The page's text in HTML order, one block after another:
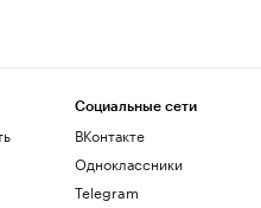
Социальные сети
ВКонтакте
Одноклассники
Telegram